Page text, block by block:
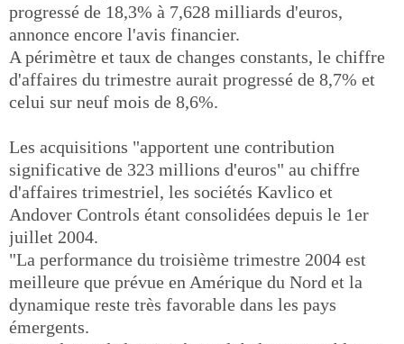
progressé de 18,3% à 7,628 milliards d'euros,
annonce encore l'avis financier.
A périmètre et taux de changes constants, le chiffre
d'affaires du trimestre aurait progressé de 8,7% et
celui sur neuf mois de 8,6%.
Les acquisitions "apportent une contribution
significative de 323 millions d'euros" au chiffre
d'affaires trimestriel, les sociétés Kavlico et
Andover Controls étant consolidées depuis le 1er
juillet 2004.
"La performance du troisième trimestre 2004 est
meilleure que prévue en Amérique du Nord et la
dynamique reste très favorable dans les pays
émergents.